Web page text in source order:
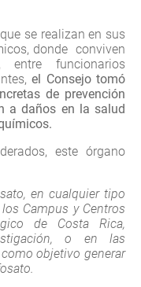
se realizan en sus
donde conviven
entre funcionarios
el Consejo tomó
de prevención
a daños en la salud
este órgano
en cualquier tipo
Campus y Centros
de Costa Rica,
o en las
objetivo generar